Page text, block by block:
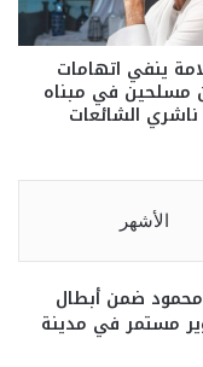
ينفي اتهامات
مسلحين في مبناه
الشائعات
الأشهر
ضمن أبطال
مستمر في مدينة